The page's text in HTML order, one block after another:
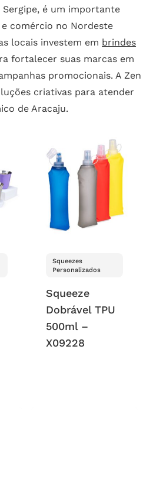
é um importante
comércio no Nordeste
locais investem em brindes
fortalecer suas marcas em
promocionais. A Zen
criativas para atender
de Aracaju.
Squeezes
Personalizados
Squeeze
Dobrável TPU
500ml –
X09228